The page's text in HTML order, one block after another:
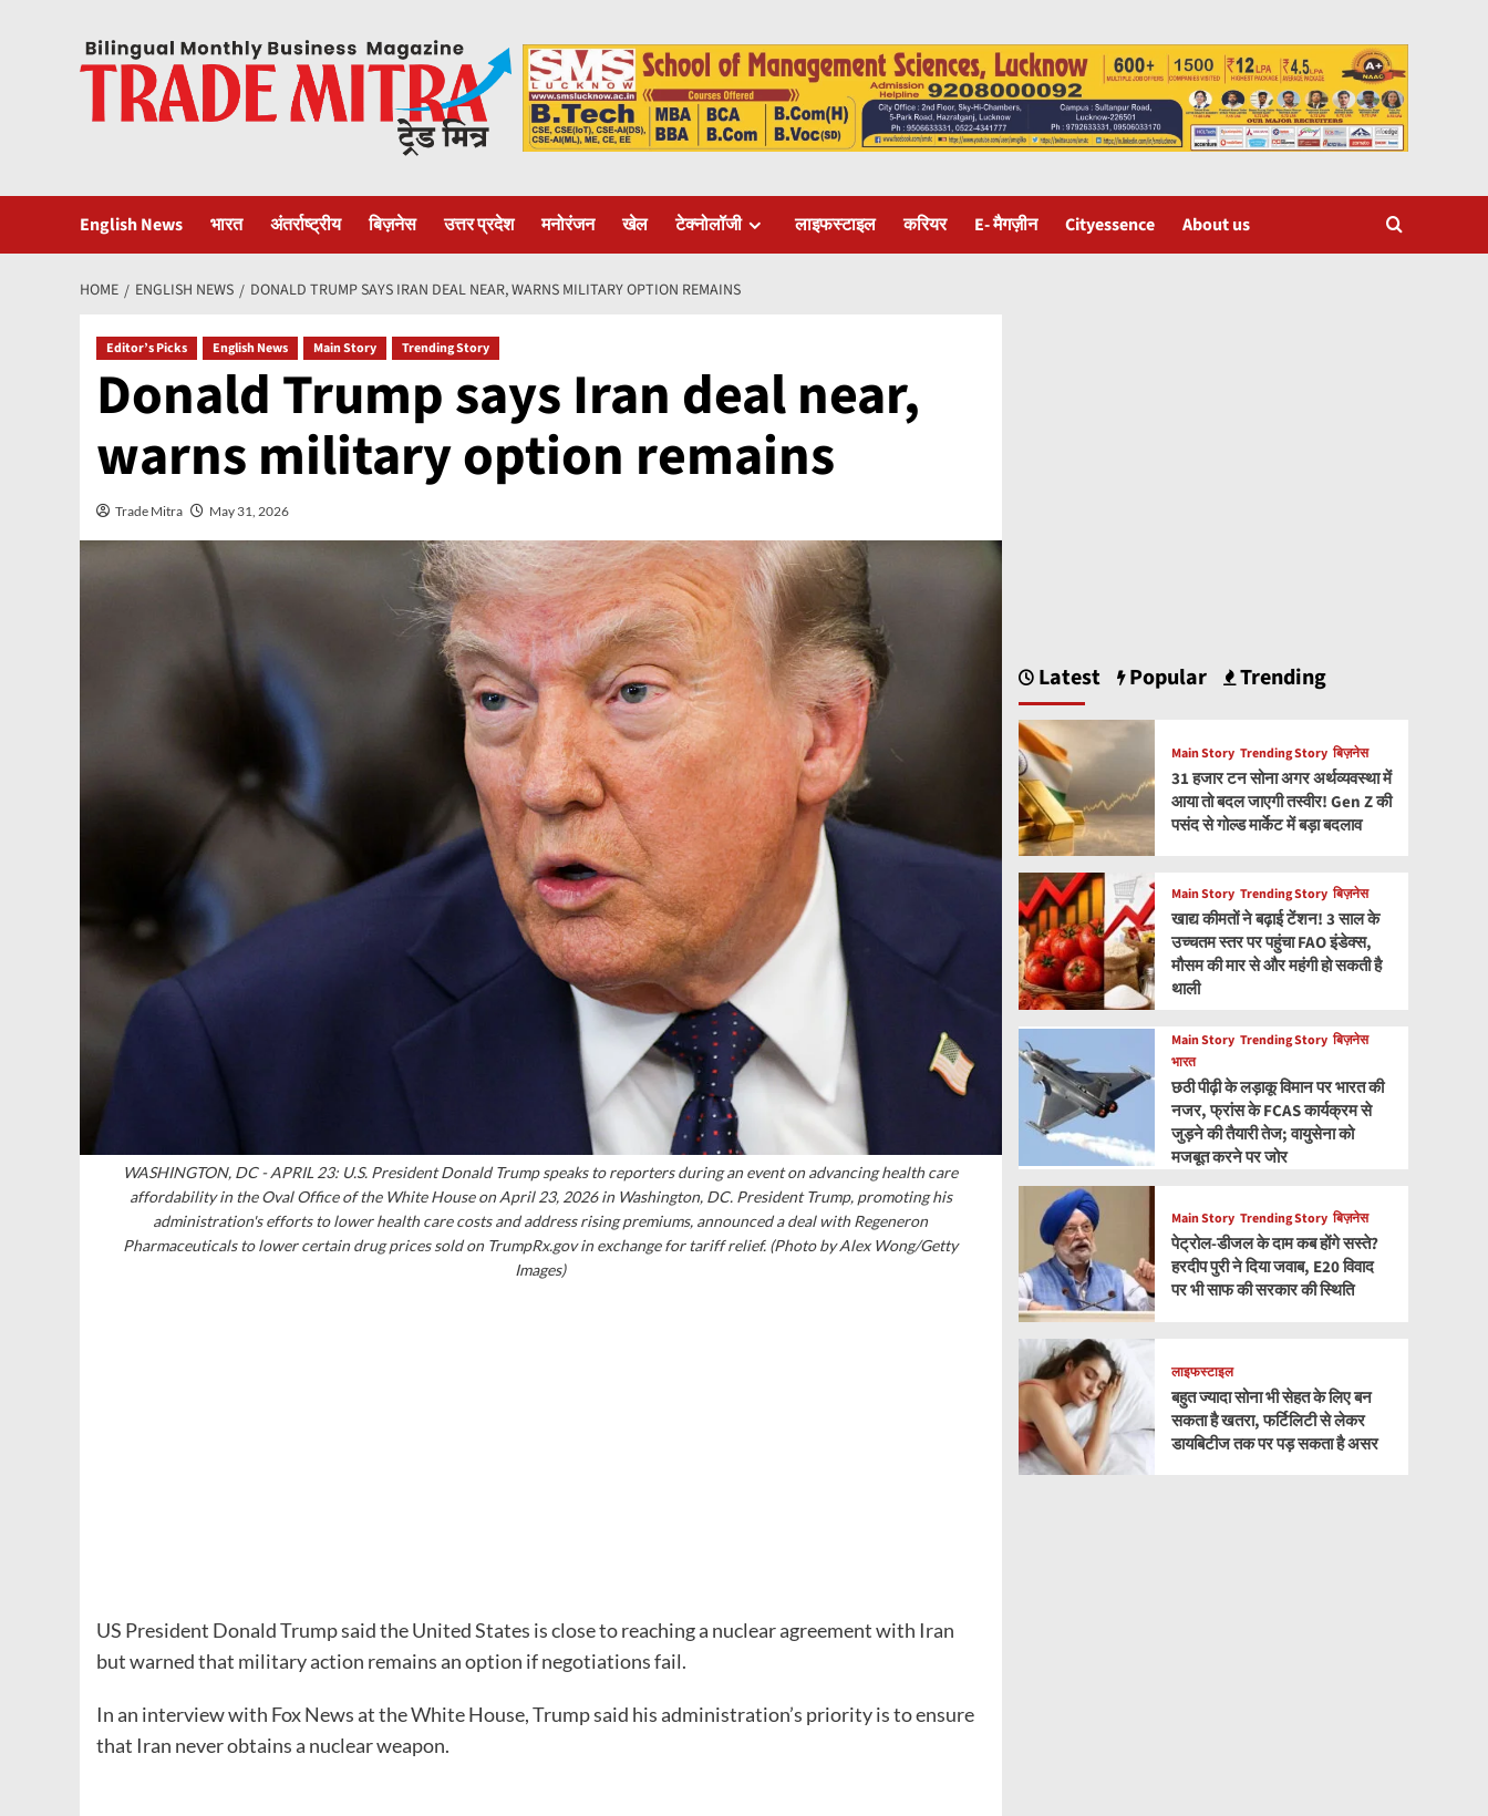
English News भारत अंतर्राष्ट्रीय बिज़नेस उत्तर प्रदेश मनोरंजन खेल टेक्नोलॉजी लाइफस्टाइल करियर E- मैगज़ीन Cityessence About us
HOME ENGLISH NEWS DONALD TRUMP SAYS IRAN DEAL NEAR, WARNS MILITARY OPTION REMAINS
Editor’s Picks English News Main Story Trending Story
Donald Trump says Iran deal near,
warns military option remains
Trade Mitra May 31, 2026
WASHINGTON, DC - APRIL 23: U.S. President Donald Trump speaks to reporters during an event on advancing health care
affordability in the Oval Office of the White House on April 23, 2026 in Washington, DC. President Trump, promoting his
administration's efforts to lower health care costs and address rising premiums, announced a deal with Regeneron
Pharmaceuticals to lower certain drug prices sold on TrumpRx.gov in exchange for tariff relief. (Photo by Alex Wong/Getty
Images)
US President Donald Trump said the United States is close to reaching a nuclear agreement with Iran
but warned that military action remains an option if negotiations fail.
In an interview with Fox News at the White House, Trump said his administration’s priority is to ensure
that Iran never obtains a nuclear weapon.
Latest Popular Trending
Main Story Trending Story बिज़नेस
31 हजार टन सोना अगर अर्थव्यवस्था में
आया तो बदल जाएगी तस्वीर! Gen Z की
पसंद से गोल्ड मार्केट में बड़ा बदलाव
Main Story Trending Story बिज़नेस
खाद्य कीमतों ने बढ़ाई टेंशन! 3 साल के
उच्चतम स्तर पर पहुंचा FAO इंडेक्स,
मौसम की मार से और महंगी हो सकती है
थाली
Main Story Trending Story बिज़नेस
भारत
छठी पीढ़ी के लड़ाकू विमान पर भारत की
नजर, फ्रांस के FCAS कार्यक्रम से
जुड़ने की तैयारी तेज; वायुसेना को
मजबूत करने पर जोर
Main Story Trending Story बिज़नेस
पेट्रोल-डीजल के दाम कब होंगे सस्ते?
हरदीप पुरी ने दिया जवाब, E20 विवाद
पर भी साफ की सरकार की स्थिति
लाइफस्टाइल
बहुत ज्यादा सोना भी सेहत के लिए बन
सकता है खतरा, फर्टिलिटी से लेकर
डायबिटीज तक पर पड़ सकता है असर